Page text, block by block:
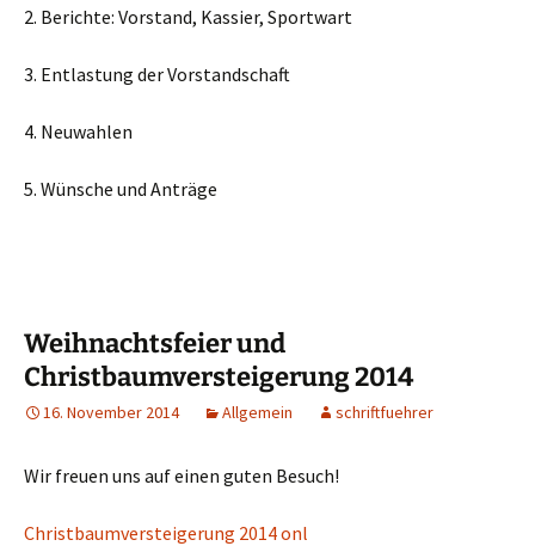
2. Berichte: Vorstand, Kassier, Sportwart
3. Entlastung der Vorstandschaft
4. Neuwahlen
5. Wünsche und Anträge
Weihnachtsfeier und
Christbaumversteigerung 2014
16. November 2014 Allgemein schriftfuehrer
Wir freuen uns auf einen guten Besuch!
Christbaumversteigerung 2014 onl